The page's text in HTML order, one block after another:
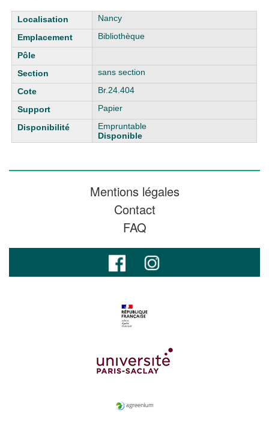
Liste des exemplaires
Nancy
Bibliothèque
sans section
Br.24.404
Papier
Empruntable
Disponible
Mentions légales
Contact
FAQ